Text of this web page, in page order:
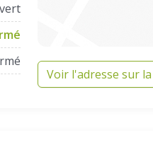
Voir l'adresse sur